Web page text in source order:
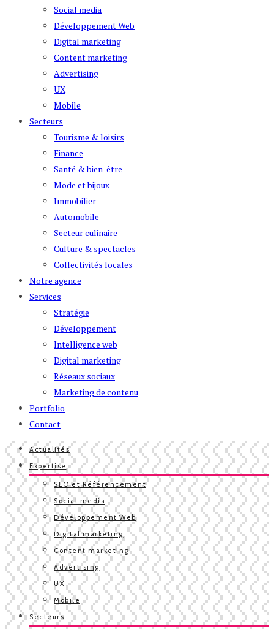
Social media
Développement Web
Digital marketing
Content marketing
Advertising
UX
Mobile
Secteurs
Tourisme & loisirs
Finance
Santé & bien-être
Mode et bijoux
Immobilier
Automobile
Secteur culinaire
Culture & spectacles
Collectivités locales
Notre agence
Services
Stratégie
Développement
Intelligence web
Digital marketing
Réseaux sociaux
Marketing de contenu
Portfolio
Contact
Actualités
Expertise
SEO et Référencement
Social media
Développement Web
Digital marketing
Content marketing
Advertising
UX
Mobile
Secteurs